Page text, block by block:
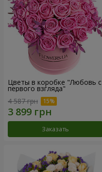
Цветы в коробке "Любовь с
первого взгляда"
4 587 грн
Заказать